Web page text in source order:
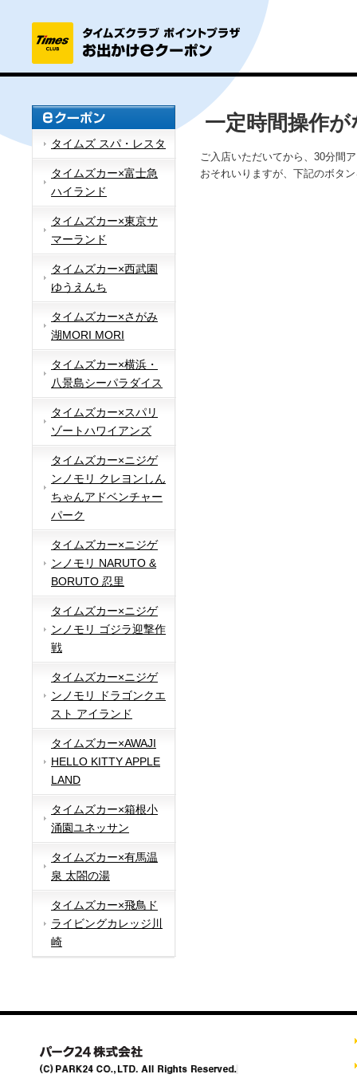
タイムズ スパ・レスタ
タイムズカー×富士急
ハイランド
タイムズカー×東京サ
マーランド
タイムズカー×西武園
ゆうえんち
タイムズカー×さがみ
湖MORI MORI
タイムズカー×横浜・
八景島シーパラダイス
タイムズカー×スパリ
ゾートハワイアンズ
タイムズカー×ニジゲ
ンノモリ クレヨンしん
ちゃんアドベンチャー
パーク
タイムズカー×ニジゲ
ンノモリ NARUTO &
BORUTO 忍里
タイムズカー×ニジゲ
ンノモリ ゴジラ迎撃作
戦
タイムズカー×ニジゲ
ンノモリ ドラゴンクエ
スト アイランド
タイムズカー×AWAJI
HELLO KITTY APPLE
LAND
タイムズカー×箱根小
涌園ユネッサン
タイムズカー×有馬温
泉 太閤の湯
タイムズカー×飛鳥ド
ライビングカレッジ川
崎
一定時間操作
ご入店いただいてから、30分間
おそれいりますが、下記のボタ